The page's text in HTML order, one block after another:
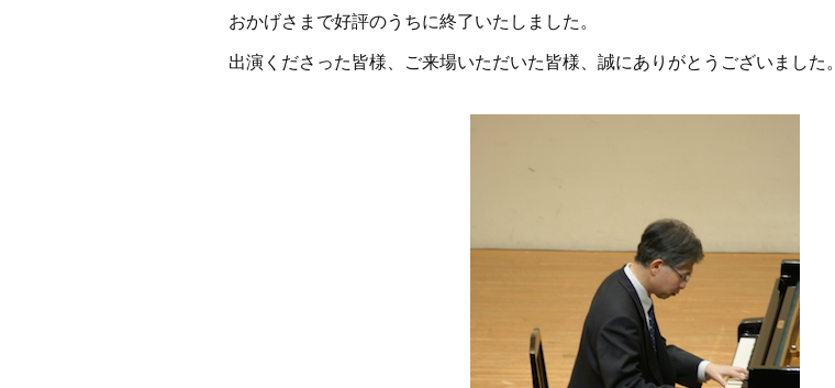
おかげさまで好評のうちに終了いたしました。
出演くださった皆様、ご来場いただいた皆様、誠にありがとうございました。